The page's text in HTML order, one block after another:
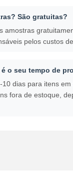
São gratuitas?
amostras
pelos custos
o seu tempo de
dias para itens em
fora de estoque,